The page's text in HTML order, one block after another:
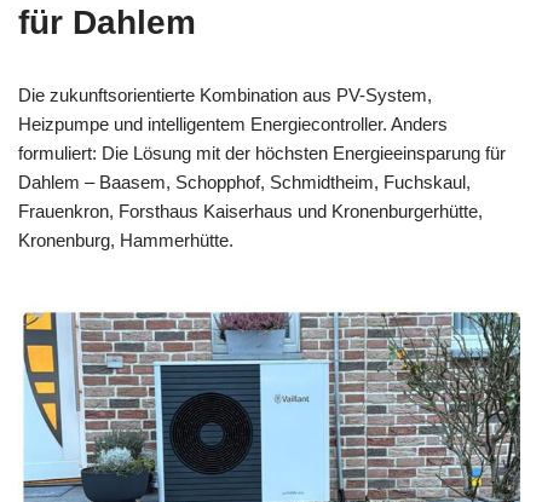
für Dahlem
Die zukunftsorientierte Kombination aus PV-System,
Heizpumpe und intelligentem Energiecontroller. Anders
formuliert: Die Lösung mit der höchsten Energieeinsparung für
Dahlem – Baasem, Schopphof, Schmidtheim, Fuchskaul,
Frauenkron, Forsthaus Kaiserhaus und Kronenburgerhütte,
Kronenburg, Hammerhütte.